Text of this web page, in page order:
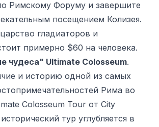
Римскому Форуму и завершите
посещением Колизея.
гладиаторов и
примерно $60 на человека.
чудеса" Ultimate Colosseum.
и историю одной из самых
Рима во
Colosseum Tour от City
тур углубляется в